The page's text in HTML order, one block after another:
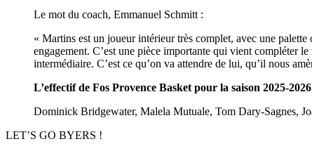
Le mot du coach, Emmanuel Schmitt :
« Martins est un joueur intérieur très complet, avec une
engagement. C’est une pièce importante qui vient compléter
intermédiaire. C’est ce qu’on va attendre de lui, qu’il nous
L’effectif de Fos Provence Basket pour la saison 2025-
Dominick Bridgewater, Malela Mutuale, Tom Dary-Sagnes,
LET’S GO BYERS !